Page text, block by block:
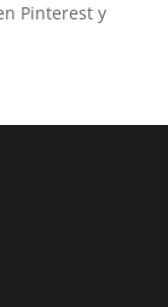
Pinterest y